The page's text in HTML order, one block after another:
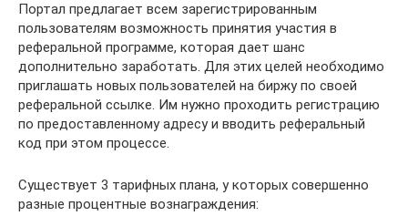
Портал предлагает всем зарегистрированным
пользователям возможность принятия участия в
реферальной программе, которая дает шанс
дополнительно заработать. Для этих целей необходимо
приглашать новых пользователей на биржу по своей
реферальной ссылке. Им нужно проходить регистрацию
по предоставленному адресу и вводить реферальный
код при этом процессе.
Существует 3 тарифных плана, у которых совершенно
разные процентные вознаграждения: